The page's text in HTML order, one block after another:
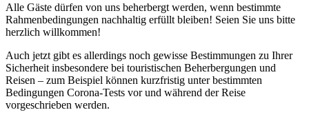
Alle Gäste dürfen von uns beherbergt werden, wenn bestimmte
Rahmenbedingungen nachhaltig erfüllt bleiben! Seien Sie uns bitte
herzlich willkommen!
Auch jetzt gibt es allerdings noch gewisse Bestimmungen zu Ihrer
Sicherheit insbesondere bei touristischen Beherbergungen und
Reisen – zum Beispiel können kurzfristig unter bestimmten
Bedingungen Corona-Tests vor und während der Reise
vorgeschrieben werden.